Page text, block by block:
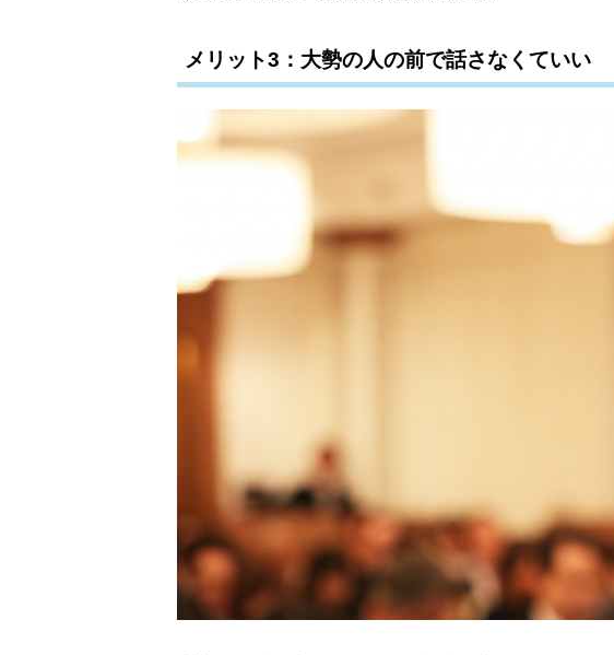
メリット3：大勢の人の前で話さなくていい